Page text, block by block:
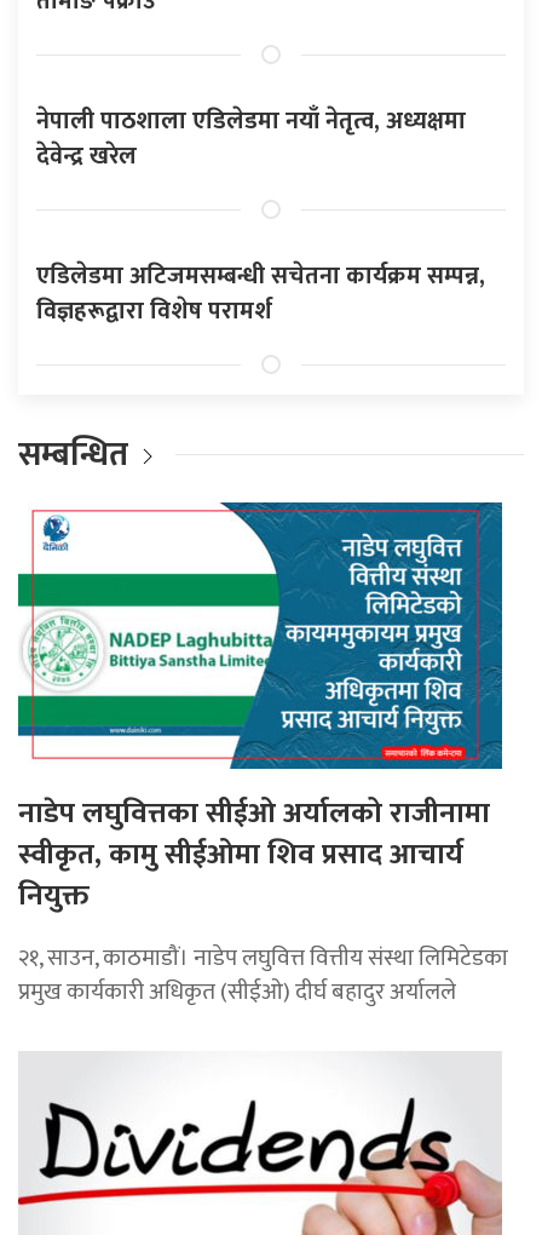
नेपाली पाठशाला एडिलेडमा नयाँ नेतृत्व, अध्यक्षमा
देवेन्द्र खरेल
एडिलेडमा अटिजमसम्बन्धी सचेतना कार्यक्रम सम्पन्न,
विज्ञहरूद्वारा विशेष परामर्श
सम्बन्धित
नाडेप लघुवित्तका सीईओ अर्यालको राजीनामा
स्वीकृत, कामु सीईओमा शिव प्रसाद आचार्य
नियुक्त
२१, साउन, काठमाडौं। नाडेप लघुवित्त वित्तीय संस्था लिमिटेडका
प्रमुख कार्यकारी अधिकृत (सीईओ) दीर्घ बहादुर अर्यालले